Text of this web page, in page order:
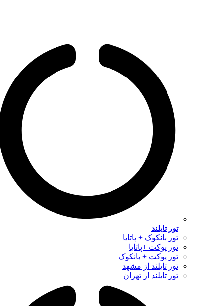
تور تایلند
تور بانکوک + پاتایا
تور پوکت +پاتایا
تور پوکت + بانکوک
تور تایلند از مشهد
تور تایلند از تهران